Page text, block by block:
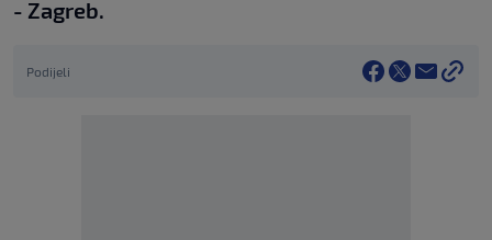
- Zagreb.
Podijeli